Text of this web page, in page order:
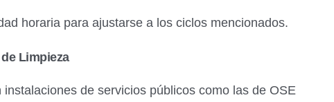
horaria para ajustarse a los ciclos mencionados.
Limpieza
instalaciones de servicios públicos como las de OSE